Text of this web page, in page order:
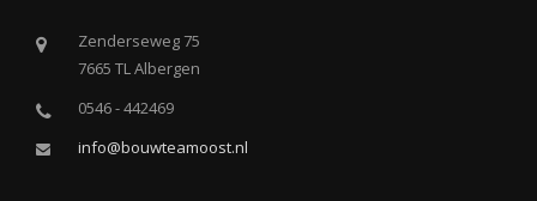
Zenderseweg 75
7665 TL Albergen
0546 - 442469
info@bouwteamoost.nl